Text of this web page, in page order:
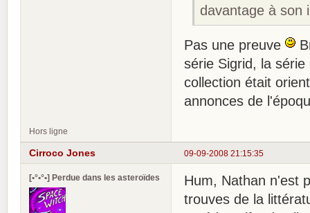
davantage à son
Pas une preuve
série Sigrid, la
collection était
annonces de
Hors ligne
09-09-2008 21:15:35
Cirroco Jones
[•°•°•] Perdue dans les asteroïdes
Hum, Nathan n'est
trouves de la